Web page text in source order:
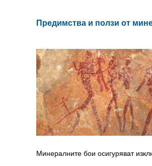
Предимства и ползи от
Минералните бои осигуряват